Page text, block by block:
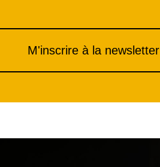
M'inscrire à la newsletter